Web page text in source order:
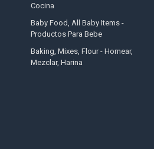
Cocina
Baby Food, All Baby Items -
Productos Para Bebe
Baking, Mixes, Flour - Hornear,
Mezclar, Harina